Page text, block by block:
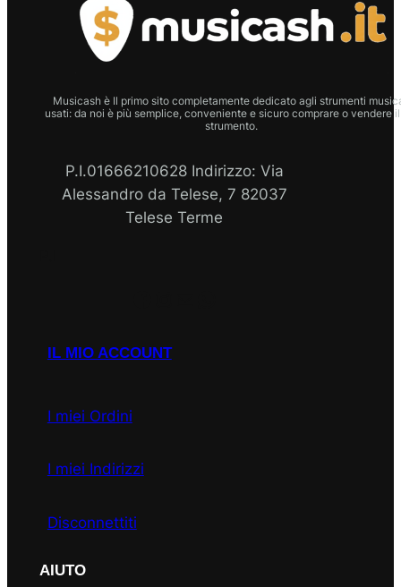
Musicash è Il primo sito completamente dedicato agli strumenti
usati: da noi è più semplice, conveniente e sicuro comprare o vendere
strumento.
P.I.01666210628 Indirizzo: Via
Alessandro da Telese, 7 82037
Telese Terme
IL MIO ACCOUNT
I miei Ordini
I miei Indirizzi
Disconnettiti
AIUTO